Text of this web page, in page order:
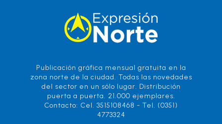
Publicación gráfica mensual gratuita en la
zona norte de la ciudad. Todas las novedades
del sector en un sólo lugar. Distribución
puerta a puerta. 21.000 ejemplares.
Contacto: Cel. 3515108468 - Tel. (0351)
4773324